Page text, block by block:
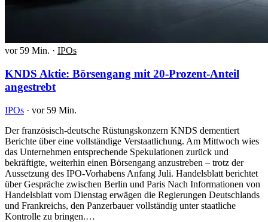
vor 59 Min. · IPOs
KNDS Aktie: Börsengang mit 20-Prozent-Anteil
angestrebt
IPOs · vor 59 Min.
Der französisch-deutsche Rüstungskonzern KNDS dementiert
Berichte über eine vollständige Verstaatlichung. Am Mittwoch wies
das Unternehmen entsprechende Spekulationen zurück und
bekräftigte, weiterhin einen Börsengang anzustreben – trotz der
Aussetzung des IPO-Vorhabens Anfang Juli. Handelsblatt berichtet
über Gespräche zwischen Berlin und Paris Nach Informationen von
Handelsblatt vom Dienstag erwägen die Regierungen Deutschlands
und Frankreichs, den Panzerbauer vollständig unter staatliche
Kontrolle zu bringen.…